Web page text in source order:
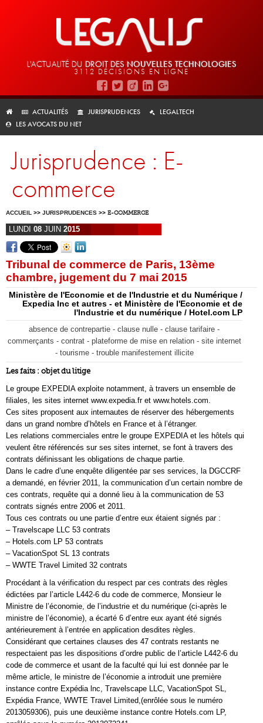
L'ACTUALITÉ DU DROIT DES NOUVELLES TECHNOLOGIES
3112 DÉCISIONS EN LIGNE
ACTUALITÉS JURISPRUDENCES
LEGALTECH
LES AVOCATS DU NET
Jurisprudence : E-
commerce
ACCUEIL >> JURISPRUDENCES >> E-COMMERCE
LUNDI 08 JUIN 2015
Tribunal de commerce de Paris, 13ème
chambre, jugement du 7 mai 2015
Ministère de l'Economie et de l'Industrie et du Numérique /
Expedia Inc et autres - et Ministère de l'Economie et de
l'Industrie et du numérique / Hotel.com LP
absence de contrepartie - clause nulle - clause tarifaire -
commerçants - contrat - plateforme de mise en relation - site internet
- tourisme - trouble manifestement illicite
Les faits : objet du litige
Le groupe EXPEDIA exploite notamment, à travers un ensemble de
filiales, les sites internet www.expedia.fr et www.hotels.com.
Ces sites proposent aux internautes de réserver des hébergements
dans un grand nombre d’hôtels en France et à l’étranger.
Les relations commerciales entre le groupe EXPEDIA et les hôtels qui
veulent être référencés sur ses sites internet, se font à travers des
contrats définissant les obligations de chaque partie.
Dans le cadre d’une enquête diligentée par ses services, la DGCCRF
a demandé, en février 2011, la communication d’un certain nombre de
ces contrats, requête qui a donné lieu à la communication de 53
contrats signés entre 2006 et 2011.
Tous ces contrats ou une partie d’entre eux étaient signés par :
– Travelscape LLC 53 contrats
– Hotels.com LP 53 contrats
– VacationSpot SL 13 contrats
– WWTE Travel Limited 32 contrats
Procédant à la vérification du respect par ces contrats des règles
édictées par l’article L442-6 du code de commerce, Monsieur le
Ministre de l’économie, de l’industrie et du numérique (ci-après le
ministre de l’économie), a écarté 6 d’entre eux ayant été signés
antérieurement à l’entrée en application desdites règles.
Considérant que certaines clauses des 47 contrats restants ne
respectaient pas les dispositions d’ordre public de l’article L442-6 du
code de commerce et usant de la faculté qui lui est donnée par le
même article, le ministre de l’économie a introduit une première
instance contre Expédia lnc, Travelscape LLC, VacationSpot SL,
Expédia France, WWTE Travel Limited,(enrôlée sous le numéro
2013059306), puis une deuxième instance contre Hotels.com LP,